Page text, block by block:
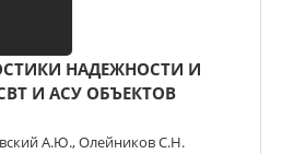
НАДЕЖНОСТИ И
И АСУ ОБЪЕКТОВ
А.Ю.,Олейников С.Н.